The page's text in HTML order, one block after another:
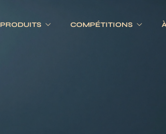
PRODUITS COMPÉTITIONS